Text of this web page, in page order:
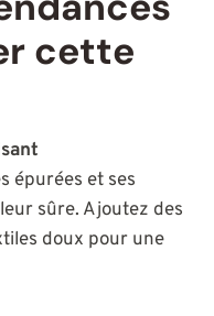
cette
épurées et ses
sûre. Ajoutez des
doux pour une